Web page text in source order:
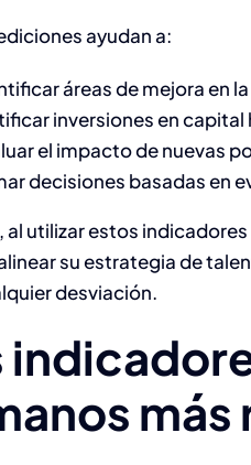
ayudan a:
áreas de mejora en
inversiones en capital
el impacto de nuevas
decisiones basadas en
al utilizar estos
su estrategia de
desviación.